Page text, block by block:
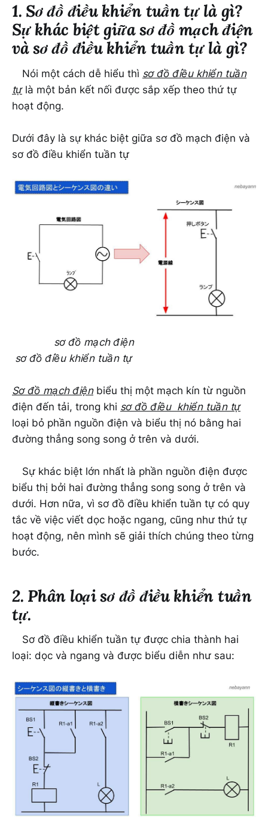
1. Sơ đồ điều khiển tuần tự là gì?
Sự khác biệt giữa sơ đồ mạch điện
và sơ đồ điều khiển tuần tự là gì?
Nói một cách dễ hiểu thì sơ đồ điều khiển tuần
tự là một bản kết nối được sắp xếp theo thứ tự
hoạt động.
Dưới đây là sự khác biệt giữa sơ đồ mạch điện và
sơ đồ điều khiển tuần tự
sơ đồ mạch điện
sơ đồ điều khiển tuần tự
Sơ đồ mạch điện biểu thị một mạch kín từ nguồn
điện đến tải, trong khi sơ đồ điều khiển tuần tự
loại bỏ phần nguồn điện và biểu thị nó bằng hai
đường thẳng song song ở trên và dưới.
Sự khác biệt lớn nhất là phần nguồn điện được
biểu thị bởi hai đường thẳng song song ở trên và
dưới. Hơn nữa, vì sơ đồ điều khiển tuần tự có quy
tắc về việc viết dọc hoặc ngang, cũng như thứ tự
hoạt động, nên mình sẽ giải thích chúng theo từng
bước.
2. Phân loại sơ đồ điều khiển tuần
tự.
Sơ đồ điều khiển tuần tự được chia thành hai
loại: dọc và ngang và được biểu diễn như sau: